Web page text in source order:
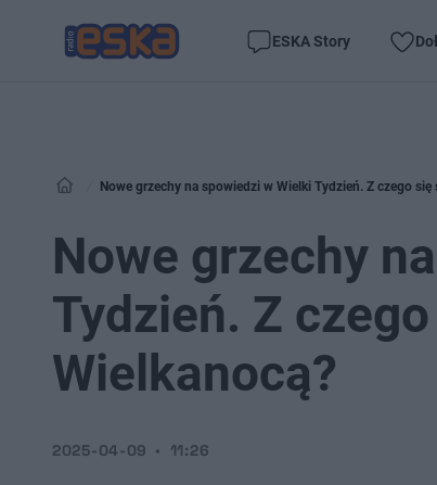
ESKA Story
Nowe grzechy na spowiedzi w Wielki Tydzień. Z czego
Nowe grzechy
Tydzień. Z
Wielkanocą?
2025-04-09 11:26